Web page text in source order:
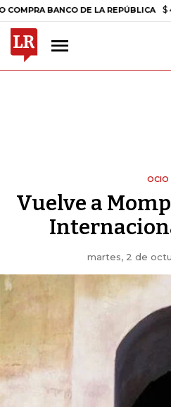
BANCO DE LA REPÚBLICA $
OCIO
Vuelve a
martes, 2 de